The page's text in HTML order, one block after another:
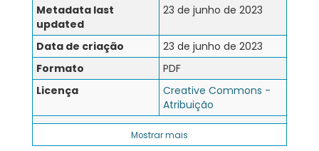
Metadata last
updated
23 de junho de 2023
Data de criação
23 de junho de 2023
Formato
PDF
Licença
Creative Commons -
Atribuição
Mostrar mais